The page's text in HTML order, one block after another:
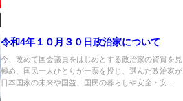
令和4年１０月３０日政治家について
今、改めて国会議員をはじめとする政治家の資質を見
極め、国民一人ひとりが一票を投じ、選んだ政治家が
日本国家の未来や国益、国民の暮らしや安全・安...